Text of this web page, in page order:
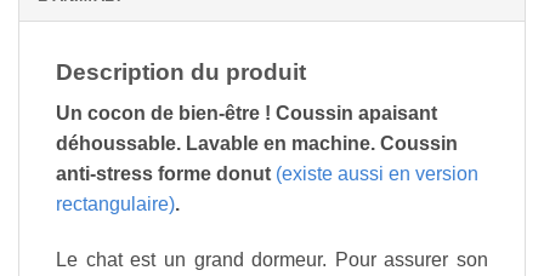
Description du produit
Un cocon de bien-être ! Coussin apaisant
déhoussable. Lavable en machine. Coussin
anti-stress forme donut (existe aussi en version
rectangulaire).
Le chat est un grand dormeur. Pour assurer son